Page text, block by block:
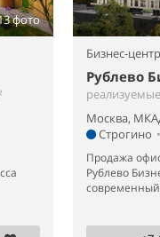
фото
Бизнес-
Рублево
Москва,
Строгино •
Продажа
Рублево
современный